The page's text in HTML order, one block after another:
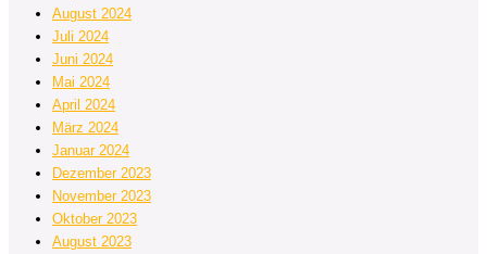
August 2024
Juli 2024
Juni 2024
Mai 2024
April 2024
März 2024
Januar 2024
Dezember 2023
November 2023
Oktober 2023
August 2023